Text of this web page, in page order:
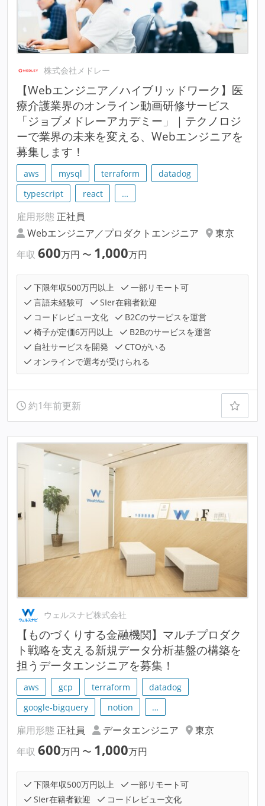
株式会社メドレー
【Webエンジニア／ハイブリッドワーク】医
療介護業界のオンライン動画研修サービス
「ジョブメドレーアカデミー」｜テクノロジ
ーで業界の未来を変える、Webエンジニアを
募集します！
aws mysql terraform
datadog
typescript
react …
雇用形態 正社員
Webエンジニア／プロダクトエンジニア
東京
年収 600万円 〜 1,000万円
下限年収500万円以上
一部リモート可
言語未経験可
SIer在籍者歓迎
コードレビュー文化
B2Cのサービスを運営
椅子が定価6万円以上
B2Bのサービスを運営
自社サービスを開発
CTOがいる
オンラインで選考が受けられる
約1年前更新
ウェルスナビ株式会社
【ものづくりする金融機関】マルチプロダク
ト戦略を支える新規データ分析基盤の構築を
担うデータエンジニアを募集！
aws gcp terraform
datadog
google-bigquery
notion …
雇用形態 正社員 データエンジニア
東京
年収 600万円 〜 1,000万円
下限年収500万円以上
一部リモート可
SIer在籍者歓迎
コードレビュー文化